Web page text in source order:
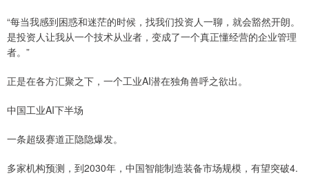
“每当我感到困惑和迷茫的时候，找我们投资人一聊，就会豁然开朗。
是投资人让我从一个技术从业者，变成了一个真正懂经营的企业管理
者。”
正是在各方汇聚之下，一个工业AI潜在独角兽呼之欲出。
中国工业AI下半场
一条超级赛道正隐隐爆发。
多家机构预测，到2030年，中国智能制造装备市场规模，有望突破4.